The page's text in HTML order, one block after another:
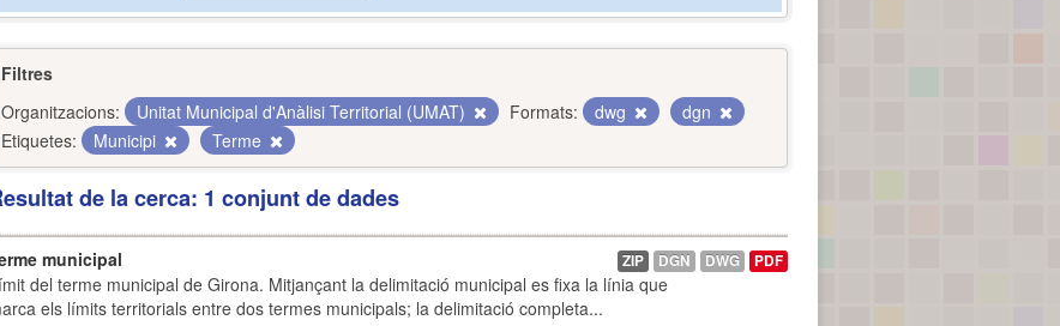
Filtres
Organitzacions:
Unitat Municipal d'Anàlisi Territorial (UMAT) Formats: dwg
dgn
Etiquetes:
Municipi Terme
de la cerca: 1 conjunt de dades
municipal
del terme municipal de Girona. Mitjançant la delimitació municipal es fixa la línia que
els límits territorials entre dos termes municipals; la delimitació completa...
ZIP DGN DWG PDF